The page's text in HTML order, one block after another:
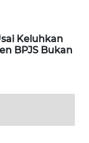
Keluhkan
BPJS Bukan